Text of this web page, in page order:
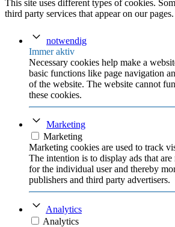
This site uses different types of cookies.
third party services that appear on our pages.
notwendig
Immer aktiv
Necessary cookies help make a
basic functions like page navigation
of the website. The website cannot
these cookies.
Marketing
Marketing
Marketing cookies are used to track
The intention is to display ads that
for the individual user and thereby
publishers and third party advertisers.
Analytics
Analytics